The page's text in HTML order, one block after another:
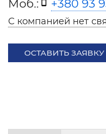
Моб.:
+380 93
С компанией нет
ОСТАВИТЬ ЗАЯВКУ